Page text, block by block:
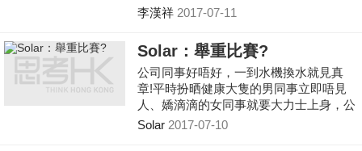
會，想擁有一個商科的高等學位來幫助發
此，今天大家可從市面上找到林林總總數
以百計的MBA課程，真是教人花多眼亂。
李漢祥 2017-07-11
Solar：舉重比賽?
公司同事好唔好，一到水機換水就見真
章!平時扮晒健康大隻的男同事立即唔見
人、嬌滴滴的女同事就要大力士上身，公
平咩?
Solar 2017-07-10